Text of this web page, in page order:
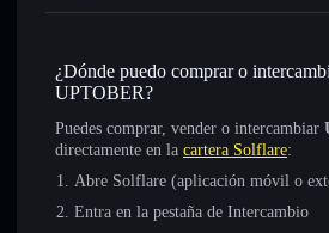
¿Dónde puedo comprar o
UPTOBER?
Puedes comprar, vender o intercambiar
directamente en la cartera Solflare:
Abre Solflare (aplicación móvil o
Entra en la pestaña de Intercambio